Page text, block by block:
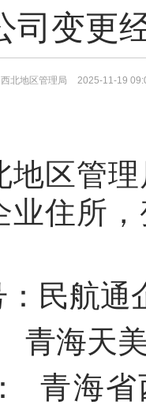
司变更
北地区管理局 2025-11-19
地区管
业住所
： 民航通
青海天
青海